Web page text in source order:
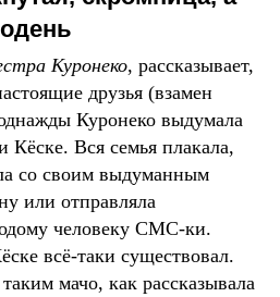
Куронеко, рассказывает,
друзья (взамен
Куронеко выдумала
Кёске. Вся семья плакала,
со своим выдуманным
или отправляла
человеку СМС-ки.
всё-таки существовал.
мачо, как рассказывала